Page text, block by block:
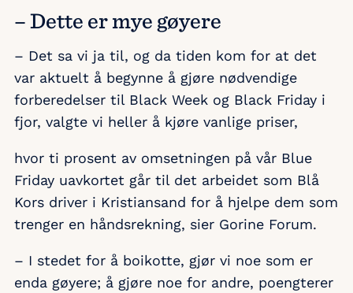
– Dette er mye gøyere
– Det sa vi ja til, og da tiden kom for at det
var aktuelt å begynne å gjøre nødvendige
forberedelser til Black Week og Black Friday i
fjor, valgte vi heller å kjøre vanlige priser,
hvor ti prosent av omsetningen på vår Blue
Friday uavkortet går til det arbeidet som Blå
Kors driver i Kristiansand for å hjelpe dem som
trenger en håndsrekning, sier Gorine Forum.
– I stedet for å boikotte, gjør vi noe som er
enda gøyere; å gjøre noe for andre, poengterer